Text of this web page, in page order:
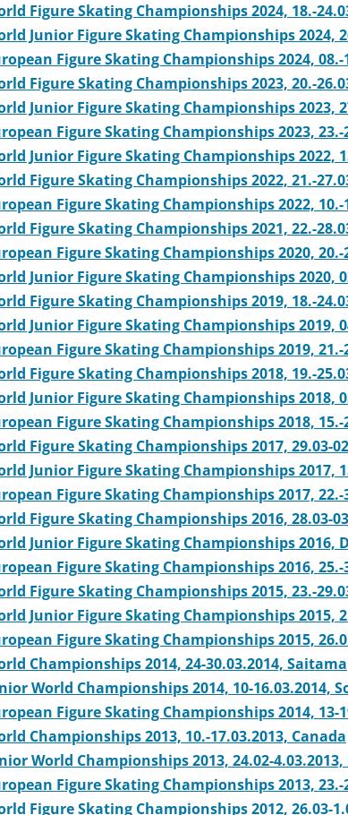
Figure Skating Championships 2024, 18.-
Junior Figure Skating Championships 2024,
Figure Skating Championships 2024,
Figure Skating Championships 2023, 20.-
Junior Figure Skating Championships 2023,
Figure Skating Championships 2023, 23.-
Junior Figure Skating Championships 2022,
Figure Skating Championships 2022, 21.-
Figure Skating Championships 2022,
Figure Skating Championships 2021, 22.-
Figure Skating Championships 2020, 20.-
Junior Figure Skating Championships 2020,
Figure Skating Championships 2019, 18.-
Junior Figure Skating Championships 2019,
Figure Skating Championships 2019,
Figure Skating Championships 2018, 19.-
Junior Figure Skating Championships 2018,
Figure Skating Championships 2018, 15.-
Figure Skating Championships 2017, 29.03-
Junior Figure Skating Championships 2017,
Figure Skating Championships 2017,
Figure Skating Championships 2016, 28.03-
Junior Figure Skating Championships 2016,
Figure Skating Championships 2016,
Figure Skating Championships 2015, 23.-
Junior Figure Skating Championships 2015,
Figure Skating Championships 2015,
Championships 2014, 24-30.03.2014, Saitama
World Championships 2014, 10-16.03.2014,
Figure Skating Championships 2014, 13-
Championships 2013, 10.-17.03.2013, Canada
World Championships 2013, 24.02-
Figure Skating Championships 2013, 23.-
Figure Skating Championships 2012, 26.03-